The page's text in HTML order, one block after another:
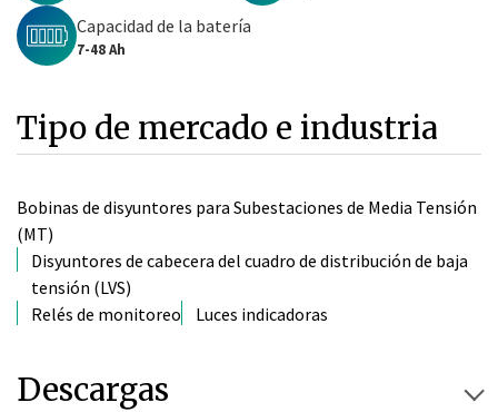
Capacidad de la batería
7-48 Ah
Tipo de mercado e industria
Bobinas de disyuntores para Subestaciones de Media Tensión
(MT)
Disyuntores de cabecera del cuadro de distribución de baja
tensión (LVS)
Relés de monitoreo
Luces indicadoras
Descargas